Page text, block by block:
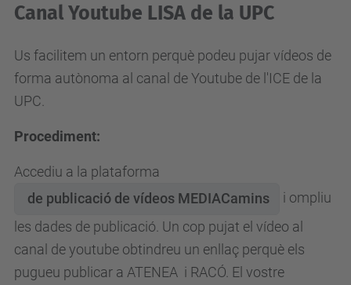
Canal Youtube LISA de la UPC
Us facilitem un entorn perquè podeu pujar vídeos de
forma autònoma al canal de Youtube de l'ICE de la
UPC.
Procediment:
Accediu a la plataforma
de publicació de vídeos MEDIACamins
i ompliu
les dades de publicació. Un cop pujat el vídeo al
canal de youtube obtindreu un enllaç perquè els
pugueu publicar a ATENEA i RACÓ. El vostre